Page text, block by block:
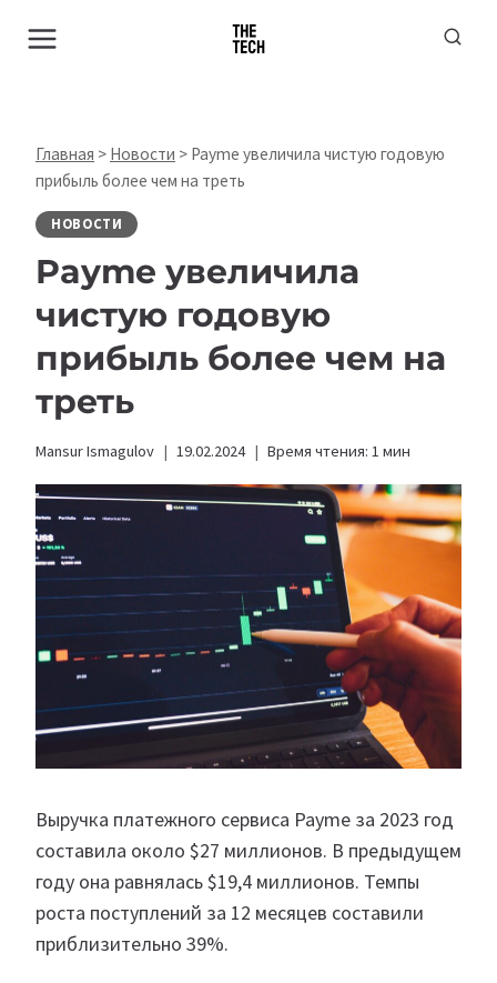
Главная > Новости > Payme увеличила чистую годовую
прибыль более чем на треть
НОВОСТИ
Payme увеличила
чистую годовую
прибыль более чем на
треть
Mansur Ismagulov 19.02.2024 Время чтения: 1 мин
Выручка платежного сервиса Payme за 2023 год
составила около $27 миллионов. В предыдущем
году она равнялась $19,4 миллионов. Темпы
роста поступлений за 12 месяцев составили
приблизительно 39%.